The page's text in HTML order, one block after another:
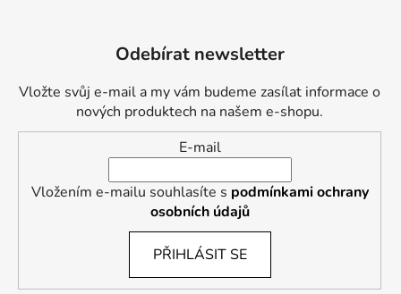
Odebírat newsletter
Vložte svůj e-mail a my vám budeme zasílat informace o
nových produktech na našem e-shopu.
E-mail
Vložením e-mailu souhlasíte s podmínkami ochrany
osobních údajů
PŘIHLÁSIT SE